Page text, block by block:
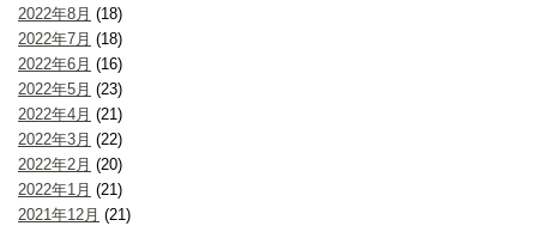
2022年8月 (18)
2022年7月 (18)
2022年6月 (16)
2022年5月 (23)
2022年4月 (21)
2022年3月 (22)
2022年2月 (20)
2022年1月 (21)
2021年12月 (21)